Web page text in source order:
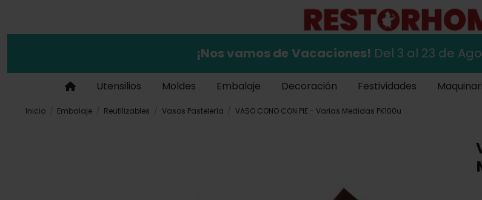
¡Nos vamos deVacaciones! Del 3 al 23 de
Utensilios Moldes Embalaje Decoración Festividades
Inicio Embalaje Reutilizables Vasos Pastelería VASO CONO CON PIE - Varias Medidas PK100u